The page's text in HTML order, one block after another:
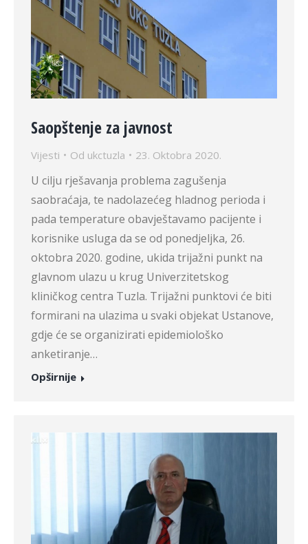
Saopštenje za javnost
Vijesti Od ukctuzla 23. Oktobra 2020.
U cilju rješavanja problema zagušenja
saobraćaja, te nadolazećeg hladnog perioda i
pada temperature obavještavamo pacijente i
korisnike usluga da se od ponedjeljka, 26.
oktobra 2020. godine, ukida trijažni punkt na
glavnom ulazu u krug Univerzitetskog
kliničkog centra Tuzla. Trijažni punktovi će biti
formirani na ulazima u svaki objekat Ustanove,
gdje će se organizirati epidemiološko
anketiranje…
Opširnije